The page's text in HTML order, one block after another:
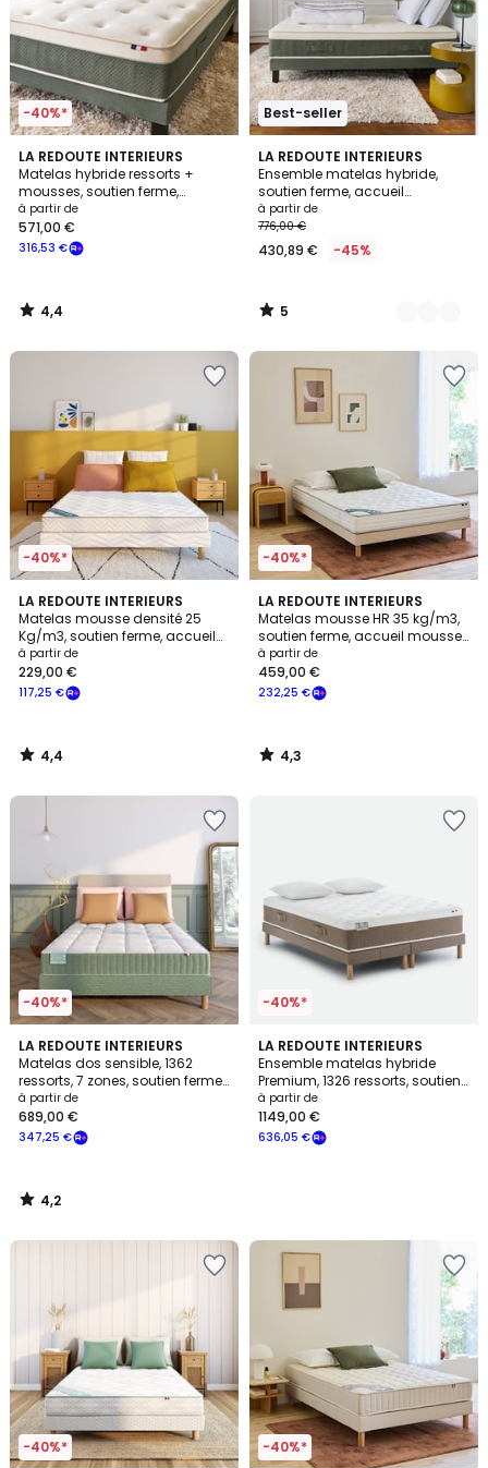
-40%*
LA REDOUTE INTERIEURS
Matelas hybride ressorts +
mousses, soutien ferme,
accueil enveloppant
à partir de
316,53 €
571,00 €
4,4
/ 5
4,4
/
Best-seller
LA REDOUTE INTERIEURS
Ensemble matelas hybride,
soutien ferme, accueil
enveloppant et sommier
à partir de
776,00 €
430,89 € -45%
5
/
5
2
Couleurs
5
/
-40%*
LA REDOUTE INTERIEURS
Matelas mousse densité 25
Kg/m3, soutien ferme, accueil
moelleux
à partir de
117,25 €
229,00 €
4,4
/ 5
4,4
/
-40%*
LA REDOUTE INTERIEURS
Matelas mousse HR 35 kg/m3,
soutien ferme, accueil mousse
viscoélastique
à partir de
232,25 €
459,00 €
4,3
/ 5
4,3
/
-40%*
LA REDOUTE INTERIEURS
Matelas dos sensible, 1362
ressorts, 7 zones, soutien ferme,
accueil tonique
à partir de
347,25 €
689,00 €
4,2
/ 5
4,2
/
-40%*
LA REDOUTE INTERIEURS
Ensemble matelas hybride
Premium, 1326 ressorts, soutien
ferme, et sommier
à partir de
636,05 €
1149,00 €
-40%* -40%*